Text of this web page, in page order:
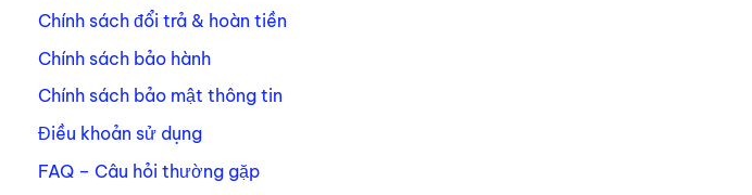
Chính sách đổi trả & hoàn tiền
Chính sách bảo hành
Chính sách bảo mật thông tin
Điều khoản sử dụng
FAQ – Câu hỏi thường gặp